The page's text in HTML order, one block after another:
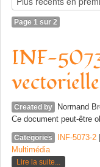
Page 1 sur 2
INF-
vectorielle
Created by Normand
Ce document peut-être
Categories INF-5073-2
Multimédia
Lire la suite...